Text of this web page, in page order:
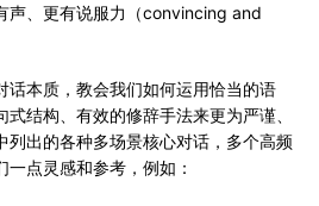
声、更有说服力（convincing and
话本质，教会我们如何运用恰当的语
结构、有效的修辞手法来更为严谨、
列出的各种多场景核心对话，多个高频
点灵感和参考，例如：